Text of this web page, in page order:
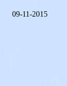
09-11-2015